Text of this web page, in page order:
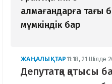
алмағандарға тағы
мүмкіндік бар
ЖАҢАЛЫҚТАР 11:18, 21 Шілде
Депутатқа қатысы